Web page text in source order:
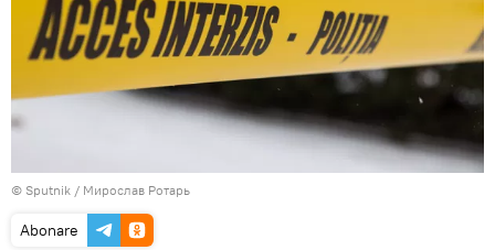
© Sputnik / Мирослав Ротарь
Abonare